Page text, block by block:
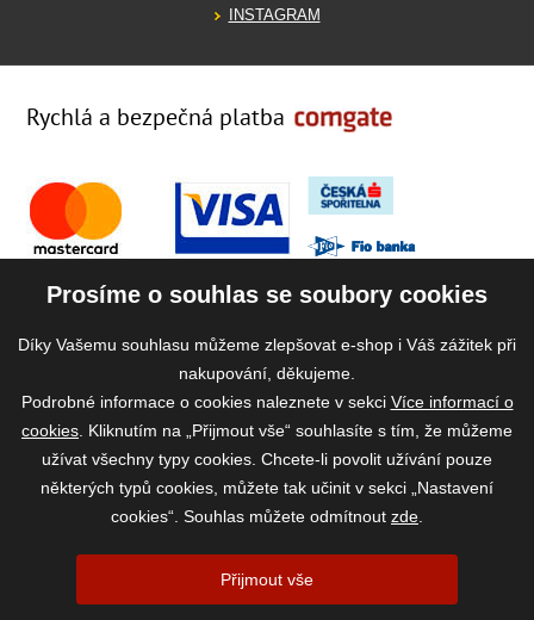
INSTAGRAM
Rychlá a bezpečná platba
2026 ©www.vase-krmivo.cz- Tomáš Kroupa e-shop, Kanice 307, 664 01
Brno-venkov, IČ: 75785439
Prosíme o souhlas se soubory cookies
Díky Vašemu souhlasu můžeme zlepšovat e-shop i Váš zážitek při
nakupování, děkujeme.
Podrobné informace o cookies naleznete v sekci Více informací o
cookies . Kliknutím na „Přijmout vše“ souhlasíte s tím, že můžeme
užívat všechny typy cookies. Chcete-li povolit užívání pouze
některých typů cookies, můžete tak učinit v sekci „Nastavení
cookies“. Souhlas můžete odmítnout zde
Přijmout vše